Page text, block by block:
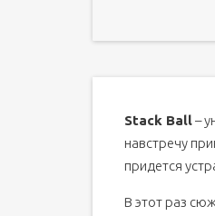
Stack Ball–
навстречу
придется
В этот раз